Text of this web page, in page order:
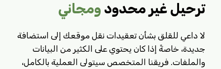
ترحيل غير محدود ومجاني
لا داعي للقلق بشأن تعقيدات نقل موقعك إلى استضافة
جديدة، خاصةً إذا كان يحتوي على الكثير من البيانات
والملفات. فريقنا المتخصص سيتولى العملية بالكامل،